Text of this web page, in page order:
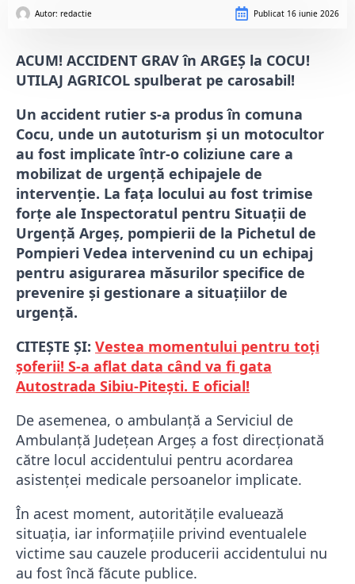
Autor: redactie Publicat 16 iunie 2026
ACUM! ACCIDENT GRAV în ARGEȘ la COCU!
UTILAJ AGRICOL spulberat pe carosabil!
Un accident rutier s-a produs în comuna
Cocu, unde un autoturism și un motocultor
au fost implicate într-o coliziune care a
mobilizat de urgență echipajele de
intervenție. La fața locului au fost trimise
forțe ale Inspectoratul pentru Situații de
Urgență Argeș, pompierii de la Pichetul de
Pompieri Vedea intervenind cu un echipaj
pentru asigurarea măsurilor specifice de
prevenire și gestionare a situațiilor de
urgență.
CITEȘTE ȘI: Vestea momentului pentru toți
șoferii! S-a aflat data când va fi gata
Autostrada Sibiu-Pitești. E oficial!
De asemenea, o ambulanță a Serviciul de
Ambulanță Județean Argeș a fost direcționată
către locul accidentului pentru acordarea
asistenței medicale persoanelor implicate.
În acest moment, autoritățile evaluează
situația, iar informațiile privind eventualele
victime sau cauzele producerii accidentului nu
au fost încă făcute publice.